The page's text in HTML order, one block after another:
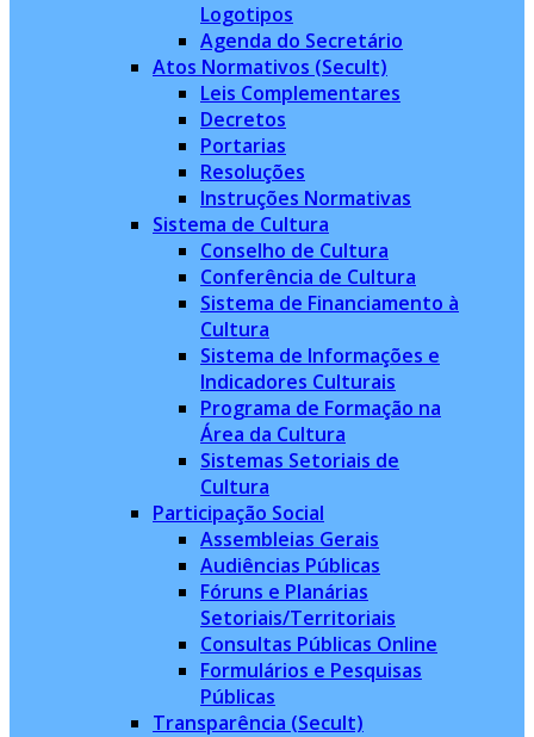
Logotipos
Agenda do Secretário
Atos Normativos (Secult)
Leis Complementares
Decretos
Portarias
Resoluções
Instruções Normativas
Sistema de Cultura
Conselho de Cultura
Conferência de Cultura
Sistema de Financiamento à
Cultura
Sistema de Informações e
Indicadores Culturais
Programa de Formação na
Área da Cultura
Sistemas Setoriais de
Cultura
Participação Social
Assembleias Gerais
Audiências Públicas
Fóruns e Planárias
Setoriais/Territoriais
Consultas Públicas Online
Formulários e Pesquisas
Públicas
Transparência (Secult)